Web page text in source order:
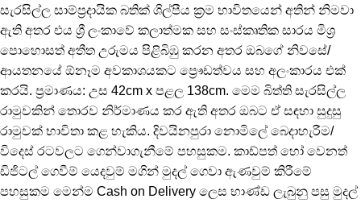
සැරසිල්ල සාම්ප්‍රදායික බතික් ශිල්පීය ක්‍රම භාවිතයෙන් අතින් නිමවා
ඇති අතර එය ශ්‍රී ලංකාවේ කලාත්මක සහ සංස්කෘතික සාරය මිශ්‍ර
පොහොසත් අතීත උරුමය පිළිබිඹු කරන අතර ඔබගේ නිවසේ/
ආයතනයේ ඕනෑම අවකාශයකට ප්‍රෞඩත්වය සහ අලංකාරය එක්
කරයි. ප්‍රමාණය: උස 42cm x පළල 138cm. මෙම බිත්ති සැරසිල්ල
රාමුවකින් තොරව නිර්මාණය කර ඇති අතර ඔබට ඒ සඳහා සුදුසු
රාමුවක් භාවිතා කළ හැකිය. දිවයිනපුරා නොමිලේ බෙදාහැරීම/
විදෙස් රටවලට ගෙන්වාගැනීමේ පහසුකම. කාඩ්පත් හෝ වෙනත්
ඩිජිටල් ගෙවීම් යෙදවුම් මගින් මුදල් ගෙවා ඇණවුම් කිරීමේ
පහසුකම මෙන්ම Cash on Delivery ලෙස භාණ්ඩ ලැබුනු පසු මුදල්